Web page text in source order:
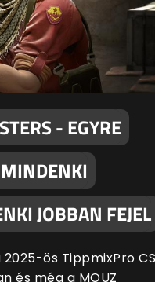
- EGYRE
JOBBAN FEJEL
ös TippmixPro
és még a MOUZ